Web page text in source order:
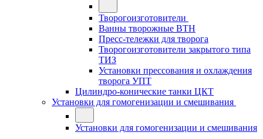
Творогоизготовители
Ванны творожные ВТН
Пресс-тележки для творога
Творогоизготовители закрытого типа
ТИЗ
Установки прессования и охлаждения
творога УПТ
Цилиндро-конические танки ЦКТ
Установки для гомогенизации и смешивания
Установки для гомогенизации и смешивания